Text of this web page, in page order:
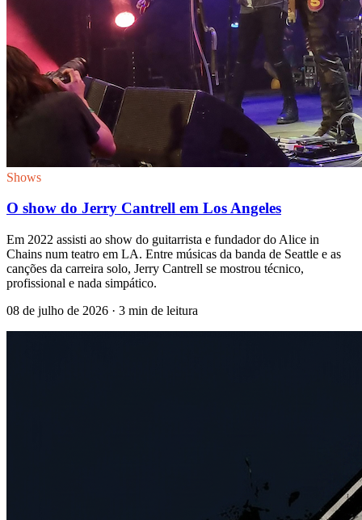
Shows
O show do Jerry Cantrell em Los Angeles
Em 2022 assisti ao show do guitarrista e fundador do Alice in
Chains num teatro em LA. Entre músicas da banda de Seattle e as
canções da carreira solo, Jerry Cantrell se mostrou técnico,
profissional e nada simpático.
08 de julho de 2026 · 3 min de leitura